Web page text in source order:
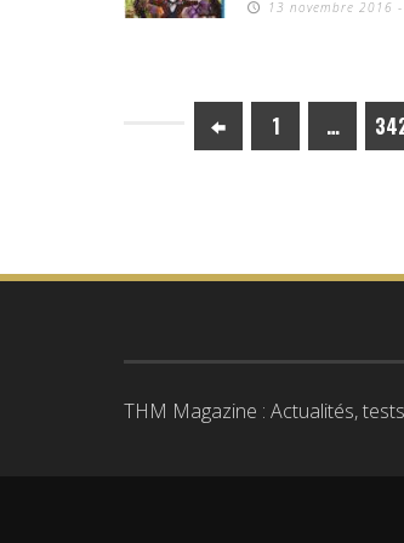
13 novembre 2016
1 …
THM Magazine : Actualités,